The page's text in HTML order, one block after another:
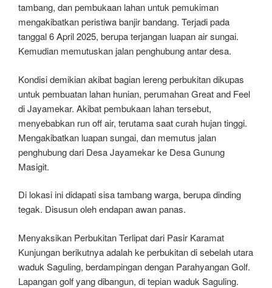
tambang, dan pembukaan lahan untuk pemukiman
mengakibatkan peristiwa banjir bandang. Terjadi pada
tanggal 6 April 2025, berupa terjangan luapan air sungai.
Kemudian memutuskan jalan penghubung antar desa.
Kondisi demikian akibat bagian lereng perbukitan dikupas
untuk pembuatan lahan hunian, perumahan Great and Feel
di Jayamekar. Akibat pembukaan lahan tersebut,
menyebabkan run off air, terutama saat curah hujan tinggi.
Mengakibatkan luapan sungai, dan memutus jalan
penghubung dari Desa Jayamekar ke Desa Gunung
Masigit.
Di lokasi ini didapati sisa tambang warga, berupa dinding
tegak. Disusun oleh endapan awan panas.
Menyaksikan Perbukitan Terlipat dari Pasir Karamat
Kunjungan berikutnya adalah ke perbukitan di sebelah utara
waduk Saguling, berdampingan dengan Parahyangan Golf.
Lapangan golf yang dibangun, di tepian waduk Saguling.